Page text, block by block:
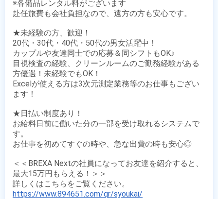
※各備品レンタル料がございます
赴任旅費も会社負担なので、遠方の方も安心です。
★未経験の方、歓迎！
20代・30代・40代・50代の男女活躍中！
カップルや友達同士での応募＆同シフトもOK♪
目視検査の経験、クリーンルームのご勤務経験がある
方優遇！未経験でもOK！
Excelが使える方は3次元測定業務等のお仕事もござい
ます！
★日払い制度あり！
お給料日前に働いた分の一部を受け取れるシステムで
す。
お仕事を初めてすぐの時や、急な出費の時も安心◎
＜＜BREXA Nextの社員になってお友達を紹介すると、
最大15万円もらえる！＞＞
https://www.894651.com/qr/syoukai/